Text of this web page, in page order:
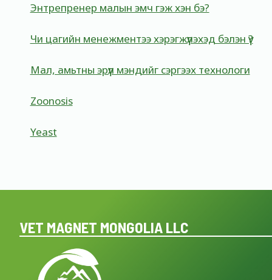
Энтрепренер малын эмч гэж хэн бэ?
Чи цагийн менежментээ хэрэгжүүлэхэд бэлэн үү?
Мал, амьтны эрүүл мэндийг сэргээх технологи
Zoonosis
Yeast
VET MAGNET MONGOLIA LLC